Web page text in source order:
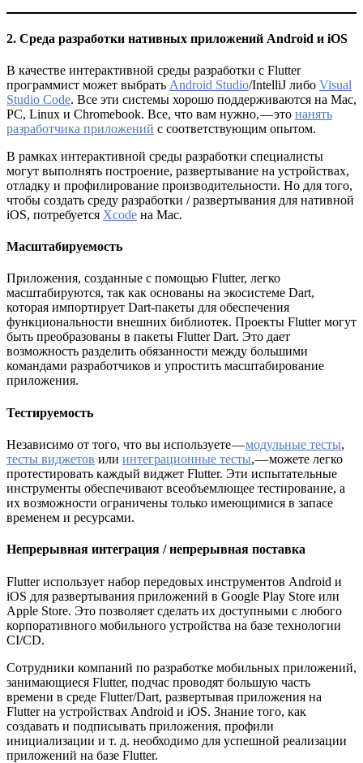
2. Среда разработки нативных приложений Android и iOS
В качестве интерактивной среды разработки с Flutter
программист может выбрать Android Studio/IntelliJ либо Visual
Studio Code. Все эти системы хорошо поддерживаются на Mac,
PC, Linux и Chromebook. Все, что вам нужно, — это нанять
разработчика приложений с соответствующим опытом.
В рамках интерактивной среды разработки специалисты
могут выполнять построение, развертывание на устройствах,
отладку и профилирование производительности. Но для того,
чтобы создать среду разработки / развертывания для нативной
iOS, потребуется Xcode на Mac.
Масштабируемость
Приложения, созданные с помощью Flutter, легко
масштабируются, так как основаны на экосистеме Dart,
которая импортирует Dart-пакеты для обеспечения
функциональности внешних библиотек. Проекты Flutter могут
быть преобразованы в пакеты Flutter Dart. Это дает
возможность разделить обязанности между большими
командами разработчиков и упростить масштабирование
приложения.
Тестируемость
Независимо от того, что вы используете —модульные тесты,
тесты виджетов или интеграционные тесты, — можете легко
протестировать каждый виджет Flutter. Эти испытательные
инструменты обеспечивают всеобъемлющее тестирование, а
их возможности ограничены только имеющимися в запасе
временем и ресурсами.
Непрерывная интеграция / непрерывная поставка
Flutter использует набор передовых инструментов Android и
iOS для развертывания приложений в Google Play Store или
Apple Store. Это позволяет сделать их доступными с любого
корпоративного мобильного устройства на базе технологии
CI/CD.
Сотрудники компаний по разработке мобильных приложений,
занимающиеся Flutter, подчас проводят большую часть
времени в среде Flutter/Dart, развертывая приложения на
Flutter на устройствах Android и iOS. Знание того, как
создавать и подписывать приложения, профили
инициализации и т. д. необходимо для успешной реализации
приложений на базе Flutter.